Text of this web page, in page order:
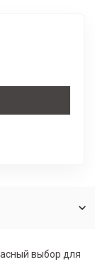
выбор для